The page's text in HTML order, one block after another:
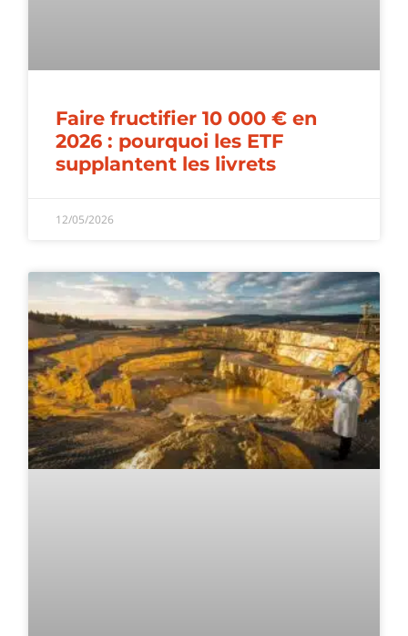
Faire fructifier 10 000 € en
2026 : pourquoi les ETF
supplantent les livrets
12/05/2026